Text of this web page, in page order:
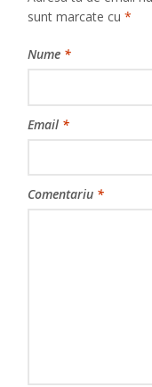
sunt marcate cu*
Nume *
Email *
Comentariu *